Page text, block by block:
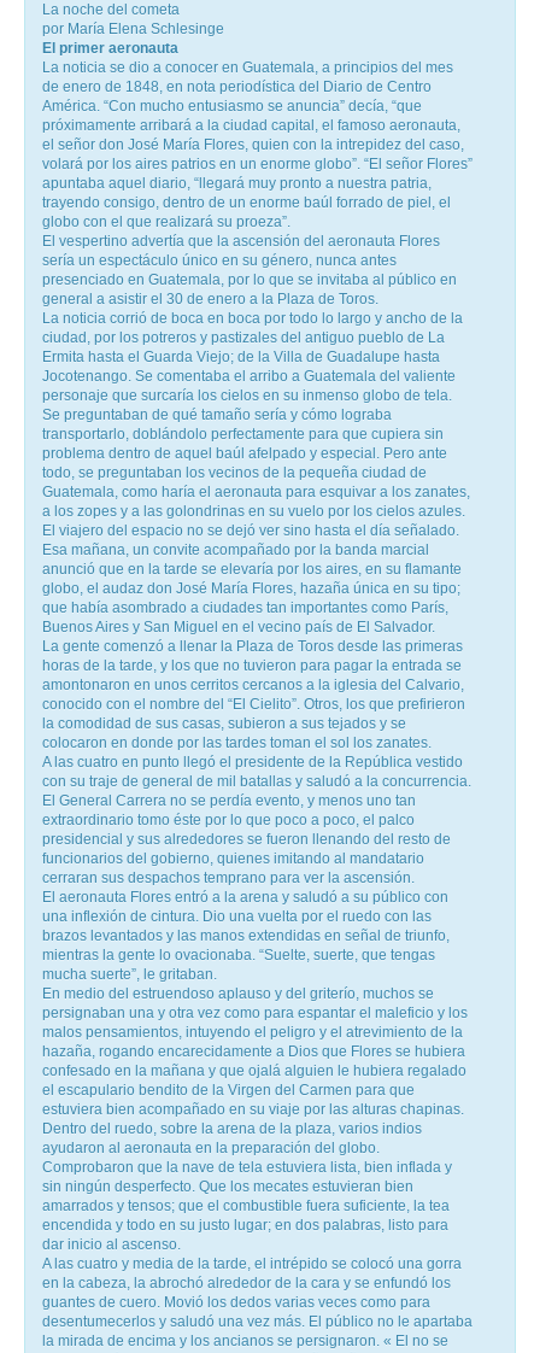
La noche del cometa
por María Elena Schlesinge
El primer aeronauta
La noticia se dio a conocer en Guatemala, a principios del mes
de enero de 1848, en nota periodística del Diario de Centro
América. “Con mucho entusiasmo se anuncia” decía, “que
próximamente arribará a la ciudad capital, el famoso aeronauta,
el señor don José María Flores, quien con la intrepidez del caso,
volará por los aires patrios en un enorme globo”. “El señor Flores”
apuntaba aquel diario, “llegará muy pronto a nuestra patria,
trayendo consigo, dentro de un enorme baúl forrado de piel, el
globo con el que realizará su proeza”.
El vespertino advertía que la ascensión del aeronauta Flores
sería un espectáculo único en su género, nunca antes
presenciado en Guatemala, por lo que se invitaba al público en
general a asistir el 30 de enero a la Plaza de Toros.
La noticia corrió de boca en boca por todo lo largo y ancho de la
ciudad, por los potreros y pastizales del antiguo pueblo de La
Ermita hasta el Guarda Viejo; de la Villa de Guadalupe hasta
Jocotenango. Se comentaba el arribo a Guatemala del valiente
personaje que surcaría los cielos en su inmenso globo de tela.
Se preguntaban de qué tamaño sería y cómo lograba
transportarlo, doblándolo perfectamente para que cupiera sin
problema dentro de aquel baúl afelpado y especial. Pero ante
todo, se preguntaban los vecinos de la pequeña ciudad de
Guatemala, como haría el aeronauta para esquivar a los zanates,
a los zopes y a las golondrinas en su vuelo por los cielos azules.
El viajero del espacio no se dejó ver sino hasta el día señalado.
Esa mañana, un convite acompañado por la banda marcial
anunció que en la tarde se elevaría por los aires, en su flamante
globo, el audaz don José María Flores, hazaña única en su tipo;
que había asombrado a ciudades tan importantes como París,
Buenos Aires y San Miguel en el vecino país de El Salvador.
La gente comenzó a llenar la Plaza de Toros desde las primeras
horas de la tarde, y los que no tuvieron para pagar la entrada se
amontonaron en unos cerritos cercanos a la iglesia del Calvario,
conocido con el nombre del “El Cielito”. Otros, los que prefirieron
la comodidad de sus casas, subieron a sus tejados y se
colocaron en donde por las tardes toman el sol los zanates.
A las cuatro en punto llegó el presidente de la República vestido
con su traje de general de mil batallas y saludó a la concurrencia.
El General Carrera no se perdía evento, y menos uno tan
extraordinario tomo éste por lo que poco a poco, el palco
presidencial y sus alrededores se fueron llenando del resto de
funcionarios del gobierno, quienes imitando al mandatario
cerraran sus despachos temprano para ver la ascensión.
El aeronauta Flores entró a la arena y saludó a su público con
una inflexión de cintura. Dio una vuelta por el ruedo con las
brazos levantados y las manos extendidas en señal de triunfo,
mientras la gente lo ovacionaba. “Suelte, suerte, que tengas
mucha suerte”, le gritaban.
En medio del estruendoso aplauso y del griterío, muchos se
persignaban una y otra vez como para espantar el maleficio y los
malos pensamientos, intuyendo el peligro y el atrevimiento de la
hazaña, rogando encarecidamente a Dios que Flores se hubiera
confesado en la mañana y que ojalá alguien le hubiera regalado
el escapulario bendito de la Virgen del Carmen para que
estuviera bien acompañado en su viaje por las alturas chapinas.
Dentro del ruedo, sobre la arena de la plaza, varios indios
ayudaron al aeronauta en la preparación del globo.
Comprobaron que la nave de tela estuviera lista, bien inflada y
sin ningún desperfecto. Que los mecates estuvieran bien
amarrados y tensos; que el combustible fuera suficiente, la tea
encendida y todo en su justo lugar; en dos palabras, listo para
dar inicio al ascenso.
A las cuatro y media de la tarde, el intrépido se colocó una gorra
en la cabeza, la abrochó alrededor de la cara y se enfundó los
guantes de cuero. Movió los dedos varias veces como para
desentumecerlos y saludó una vez más. El público no le apartaba
la mirada de encima y los ancianos se persignaron. « El no se